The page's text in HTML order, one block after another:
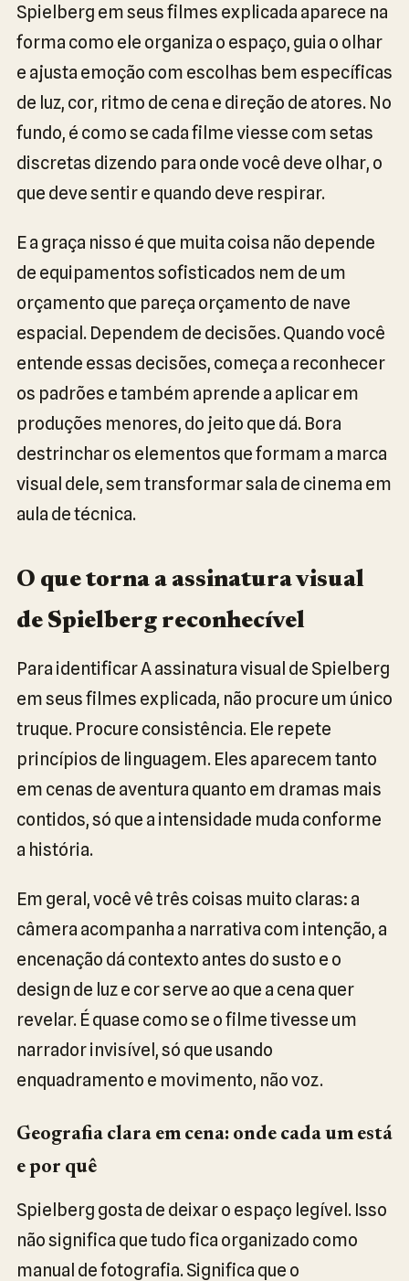
Spielberg em seus filmes explicada aparece na
forma como ele organiza o espaço, guia o olhar
e ajusta emoção com escolhas bem específicas
de luz, cor, ritmo de cena e direção de atores. No
fundo, é como se cada filme viesse com setas
discretas dizendo para onde você deve olhar, o
que deve sentir e quando deve respirar.
E a graça nisso é que muita coisa não depende
de equipamentos sofisticados nem de um
orçamento que pareça orçamento de nave
espacial. Dependem de decisões. Quando você
entende essas decisões, começa a reconhecer
os padrões e também aprende a aplicar em
produções menores, do jeito que dá. Bora
destrinchar os elementos que formam a marca
visual dele, sem transformar sala de cinema em
aula de técnica.
O que torna a assinatura visual
de Spielberg reconhecível
Para identificar A assinatura visual de Spielberg
em seus filmes explicada, não procure um único
truque. Procure consistência. Ele repete
princípios de linguagem. Eles aparecem tanto
em cenas de aventura quanto em dramas mais
contidos, só que a intensidade muda conforme
a história.
Em geral, você vê três coisas muito claras: a
câmera acompanha a narrativa com intenção, a
encenação dá contexto antes do susto e o
design de luz e cor serve ao que a cena quer
revelar. É quase como se o filme tivesse um
narrador invisível, só que usando
enquadramento e movimento, não voz.
Geografia clara em cena: onde cada um está
e por quê
Spielberg gosta de deixar o espaço legível. Isso
não significa que tudo fica organizado como
manual de fotografia. Significa que o